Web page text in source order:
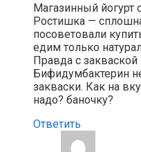
Магазинный йогурт
Ростишка —
посоветовали
едим только
Правда с закваской
Бифидумбактерин
закваски. Как на
надо? баночку?
Ответить